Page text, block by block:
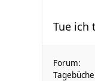
Tue ich
Forum: